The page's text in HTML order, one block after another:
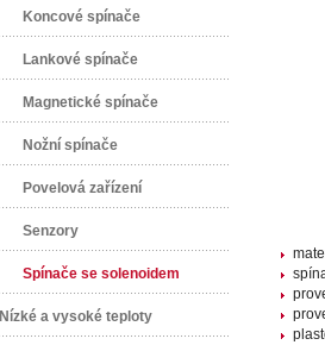
Koncové spínače
Lankové spínače
Magnetické spínače
Nožní spínače
Povelová zařízení
Senzory
Spínače se solenoidem
Nízké a vysoké teploty